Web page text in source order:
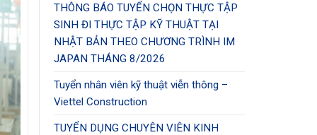
THÔNG BÁO TUYỂN CHỌN THỰC TẬP
SINH ĐI THỰC TẬP KỸ THUẬT TẠI
NHẬT BẢN THEO CHƯƠNG TRÌNH IM
JAPAN THÁNG 8/2026
Tuyển nhân viên kỹ thuật viễn thông –
Viettel Construction
TUYỂN DỤNG CHUYÊN VIÊN KINH